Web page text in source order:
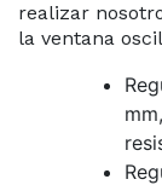
realizar
la ventana